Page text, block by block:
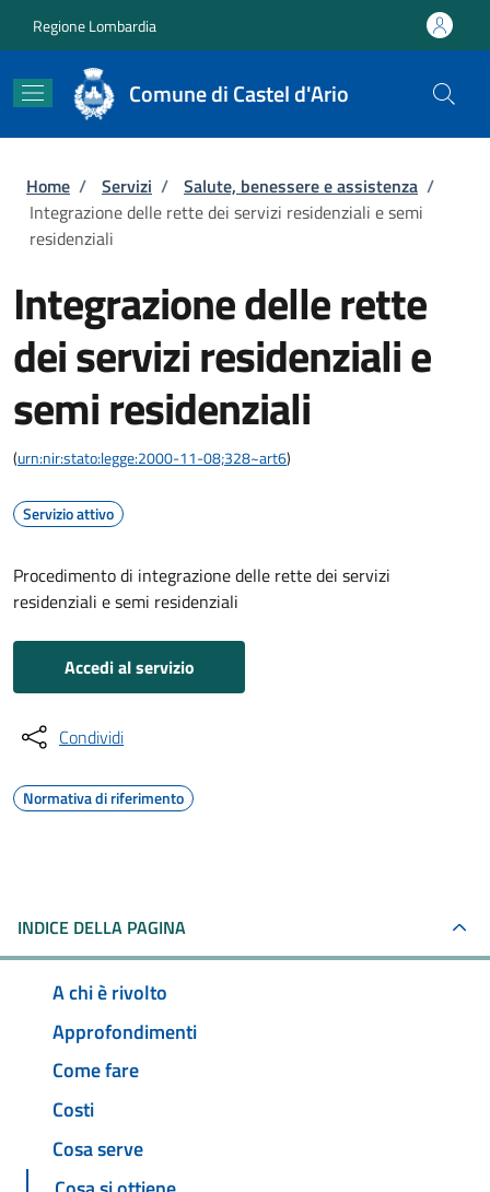
Regione Lombardia
Comune di Castel d'Ario
Briciole di pane
Home / Servizi / Salute, benessere e assistenza /
Integrazione delle rette dei servizi residenziali e semi
residenziali
Integrazione delle rette
dei servizi residenziali e
semi residenziali
(urn:nir:stato:legge:2000-11-08;328~art6)
Servizio attivo
Procedimento di integrazione delle rette dei servizi
residenziali e semi residenziali
Accedi al servizio
Condividi
Normativa di riferimento
INDICE DELLA PAGINA
A chi è rivolto
Approfondimenti
Come fare
Costi
Cosa serve